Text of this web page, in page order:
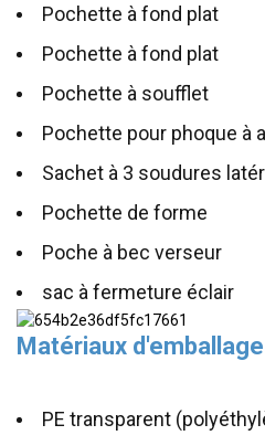
Pochette à fond plat
Pochette à fond plat
Pochette à soufflet
Pochette pour phoque à
Sachet à 3 soudures
Pochette de forme
Poche à bec verseur
sac à fermeture éclair
Matériaux
PE transparent